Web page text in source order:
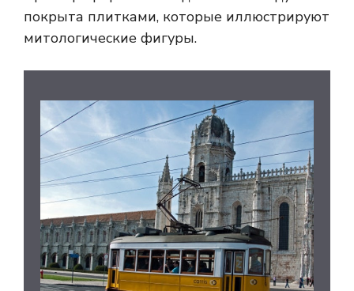
покрыта плитками, которые иллюстрируют
митологические фигуры.